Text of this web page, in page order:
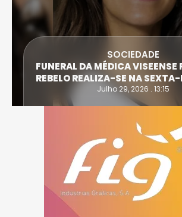
SOCIEDADE
FUNERAL DA MÉDICA VISEENSE
REBELO REALIZA-SE NA
Julho 29, 2026 . 13:15